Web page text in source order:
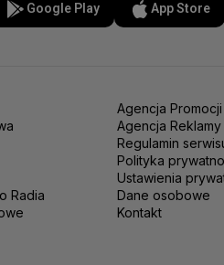
Google Play App Store
Radia
Agencja Promocji
Agencja Reklamy
Regulamin
Polityka
Ustawienia
Dane osobowe
Kontakt